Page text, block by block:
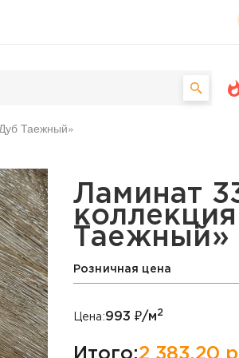
Таежный»
коллекция
Ламинат
Таежный»
Розничная цена
Цена:993 ₽/м2
Итого:2 383,20